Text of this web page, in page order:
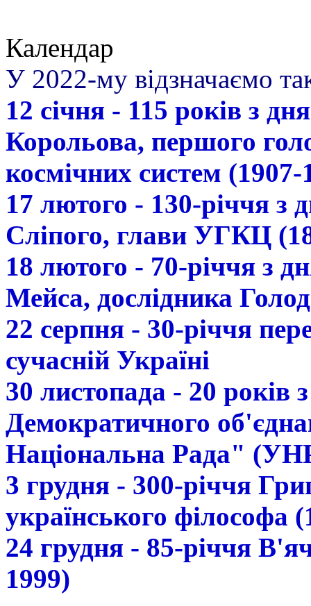
Календар
У 2022-му відзначаємо
12 січня - 115 років з
Корольова, першого
космічних систем (1907-
17 лютого - 130-річчя з
Сліпого, глави УГКЦ
18 лютого - 70-річчя з
Мейса, дослідника
22 серпня - 30-річчя
сучасній Україні
30 листопада - 20 років
Демократичного
Національна Рада"
3 грудня - 300-річчя
українського філософа
24 грудня - 85-річчя
1999)